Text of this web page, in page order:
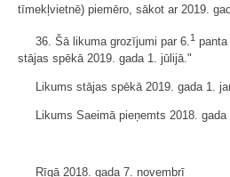
tīmekļvietnē) piemēro, sākot ar 2019.
36. Šā likuma grozījumi par 6. 1
stājas spēkā 2019. gada 1. jūlijā."
Likums stājas spēkā 2019. gada 1.
Likums Saeimā pieņemts 2018. gada
Rīgā 2018. gada 7. novembrī